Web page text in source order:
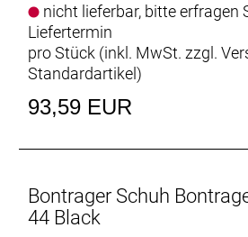
nicht lieferbar, bitte erfragen
Liefertermin
pro Stück (inkl. MwSt. zzgl.
Standardartikel)
93,59 EUR
Bontrager Schuh
44 Black